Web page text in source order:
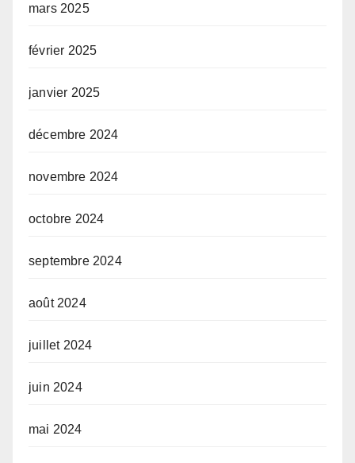
mars 2025
février 2025
janvier 2025
décembre 2024
novembre 2024
octobre 2024
septembre 2024
août 2024
juillet 2024
juin 2024
mai 2024